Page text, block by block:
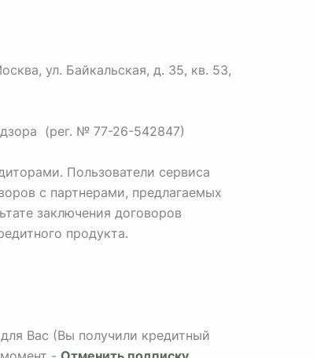
ул. Байкальская, д. 35, кв. 53,
(рег. № 77-26-542847)
Пользователи сервиса
с партнерами, предлагаемых
заключения договоров
продукта.
Вас (Вы получили кредитный